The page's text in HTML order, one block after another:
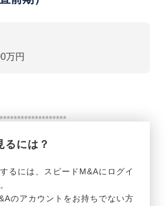
万円
るには？
るには、スピードM&Aにログイ
のアカウントをお持ちでない方
********************